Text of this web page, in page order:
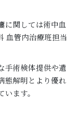
に関しては術中血
血管内治療班担当
手術検体提供や遺
態解明とより優れ
ます。